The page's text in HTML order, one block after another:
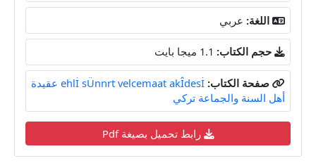
اللغة: عربي
حجم الكتاب: 1.1 ميجا بايت
صفحة الكتاب:
ehlİ sÜnnrt velcemaat akÎdesİ عقيدة
أهل السنة والجماعة تركي
رابط تحميل بصيغة Pdf